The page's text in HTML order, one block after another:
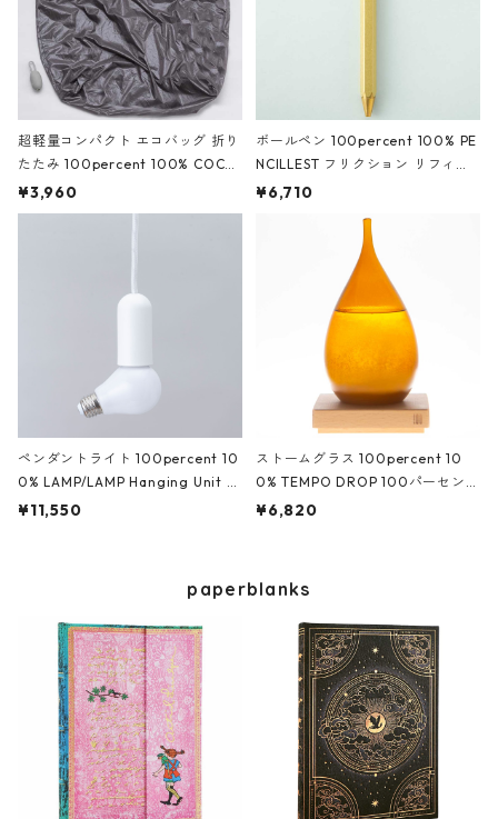
超軽量コンパクト エコバッグ 折り
たたみ 100percent 100% COCO
ON - Large 100パーセント コク
ーン ラージ グレー
¥3,960
ボールペン 100percent 100% PE
NCILLEST フリクション リフィル
セット 100パーセント ペンシレス
¥6,710
ペンダントライト 100percent 10
0% LAMP/LAMP Hanging Unit L
ED電球セット 100パーセント ラ
¥11,550
ストームグラス 100percent 10
0% TEMPO DROP 100パーセント
テンポドロップ ロマンティック ア
¥6,820
paperblanks